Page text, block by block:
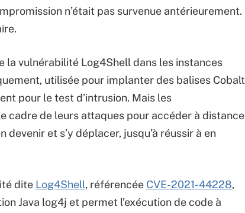
n’était pas survenue antérieurement.
la vulnérabilité Log4Shell dans les instances
utilisée pour implanter des balises Cobalt
pour le test d’intrusion. Mais les
cadre de leurs attaques pour accéder à distance
et s’y déplacer, jusqu’à réussir à en
dite Log4Shell, référencée CVE-2021-44228,
Java log4j et permet l’exécution de code à